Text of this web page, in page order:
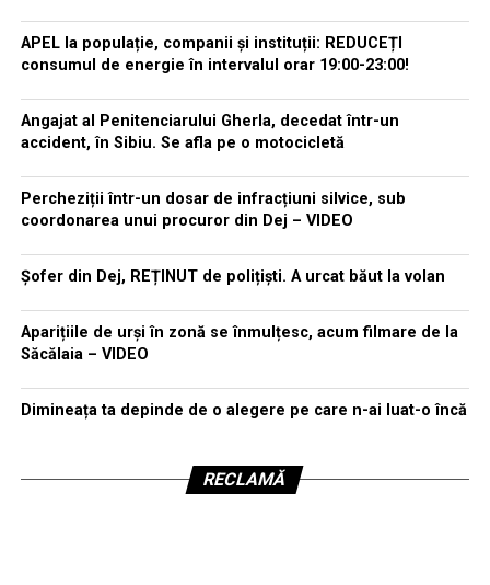
APEL la populație, companii și instituții: REDUCEȚI
consumul de energie în intervalul orar 19:00-23:00!
Angajat al Penitenciarului Gherla, decedat într-un
accident, în Sibiu. Se afla pe o motocicletă
Percheziții într-un dosar de infracțiuni silvice, sub
coordonarea unui procuror din Dej – VIDEO
Șofer din Dej, REȚINUT de polițiști. A urcat băut la volan
Aparițiile de urși în zonă se înmulțesc, acum filmare de la
Săcălaia – VIDEO
Dimineața ta depinde de o alegere pe care n-ai luat-o încă
RECLAMĂ